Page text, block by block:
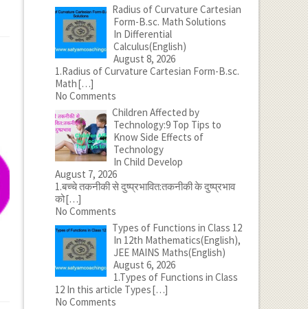
Radius of Curvature Cartesian
Form-B.sc. Math Solutions
In Differential
Calculus(English)
August 8, 2026
1.Radius of Curvature Cartesian Form-B.sc.
Math[…]
No Comments
Children Affected by
Technology:9 Top Tips to
Know Side Effects of
Technology
In Child Develop
August 7, 2026
1.बच्चे तकनीकी से दुष्प्रभावित:तकनीकी के दुष्प्रभाव
को[…]
No Comments
Types of Functions in Class 12
In 12th Mathematics(English),
JEE MAINS Maths(English)
August 6, 2026
1.Types of Functions in Class
12 In this article Types[…]
No Comments